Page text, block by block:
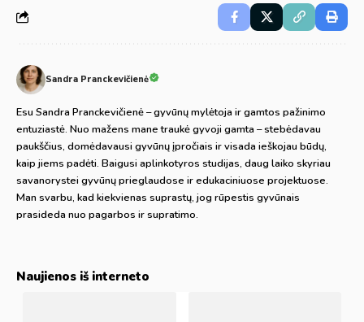
Sandra Pranckevičienė
Esu Sandra Pranckevičienė – gyvūnų mylėtoja ir gamtos pažinimo
entuziastė. Nuo mažens mane traukė gyvoji gamta – stebėdavau
paukščius, domėdavausi gyvūnų įpročiais ir visada ieškojau būdų,
kaip jiems padėti. Baigusi aplinkotyros studijas, daug laiko skyriau
savanorystei gyvūnų prieglaudose ir edukaciniuose projektuose.
Man svarbu, kad kiekvienas suprastų, jog rūpestis gyvūnais
prasideda nuo pagarbos ir supratimo.
Naujienos iš interneto